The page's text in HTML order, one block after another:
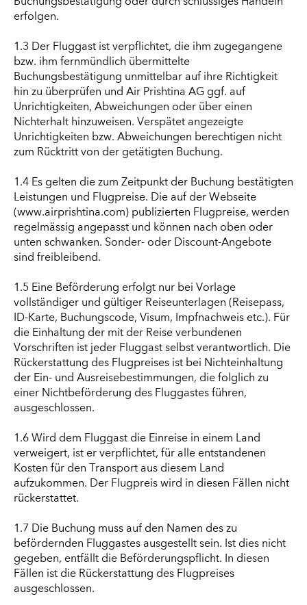
erfolgen.
1.3 Der Fluggast ist verpflichtet, die ihm zugegangene
bzw. ihm fernmündlich übermittelte
Buchungsbestätigung unmittelbar auf ihre Richtigkeit
hin zu überprüfen und Air Prishtina AG ggf. auf
Unrichtigkeiten, Abweichungen oder über einen
Nichterhalt hinzuweisen. Verspätet angezeigte
Unrichtigkeiten bzw. Abweichungen berechtigen nicht
zum Rücktritt von der getätigten Buchung.
1.4 Es gelten die zum Zeitpunkt der Buchung bestätigten
Leistungen und Flugpreise. Die auf der Webseite
(www.airprishtina.com) publizierten Flugpreise, werden
regelmässig angepasst und können nach oben oder
unten schwanken. Sonder- oder Discount-Angebote
sind freibleibend.
1.5 Eine Beförderung erfolgt nur bei Vorlage
vollständiger und gültiger Reiseunterlagen (Reisepass,
ID-Karte, Buchungscode, Visum, Impfnachweis etc.). Für
die Einhaltung der mit der Reise verbundenen
Vorschriften ist jeder Fluggast selbst verantwortlich. Die
Rückerstattung des Flugpreises ist bei Nichteinhaltung
der Ein- und Ausreisebestimmungen, die folglich zu
einer Nichtbeförderung des Fluggastes führen,
ausgeschlossen.
1.6 Wird dem Fluggast die Einreise in einem Land
verweigert, ist er verpflichtet, für alle entstandenen
Kosten für den Transport aus diesem Land
aufzukommen. Der Flugpreis wird in diesen Fällen nicht
rückerstattet.
1.7 Die Buchung muss auf den Namen des zu
befördernden Fluggastes ausgestellt sein. Ist dies nicht
gegeben, entfällt die Beförderungspflicht. In diesen
Fällen ist die Rückerstattung des Flugpreises
ausgeschlossen.